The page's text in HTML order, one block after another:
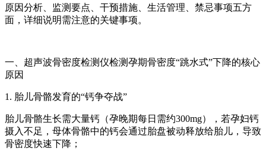
原因分析、监测要点、干预措施、生活管理、禁忌事项五方
面，详细说明需注意的关键事项。
一、超声波骨密度检测仪检测孕期骨密度“跳水式”下降的核心
原因
1. 胎儿骨骼发育的“钙争夺战”
胎儿骨骼生长需大量钙（孕晚期每日需约300mg），若孕妇钙
摄入不足，母体骨骼中的钙会通过胎盘被动释放给胎儿，导致
骨密度快速下降；